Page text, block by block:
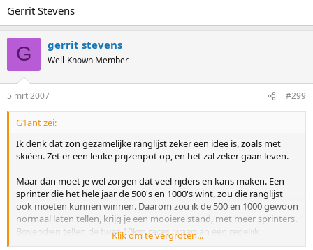
Gerrit Stevens
G gerrit stevens
Well-Known Member
5 mrt 2007 #299
G1ant zei:
Ik denk dat zon gezamelijke ranglijst zeker een idee is, zoals met
skiëen. Zet er een leuke prijzenpot op, en het zal zeker gaan leven.
Maar dan moet je wel zorgen dat veel rijders en kans maken. Een
sprinter die het hele jaar de 500's en 1000's wint, zou die ranglijst
ook moeten kunnen winnen. Daarom zou ik de 500 en 1000 gewoon
normaal laten tellen, krijg je een mooiere stand, met meer sprinters.
Bovendien tellen de twee 10km races, waarvan één redelijk
gedavuleerde, nu wel erg zwaar.
Klik om te vergroten...